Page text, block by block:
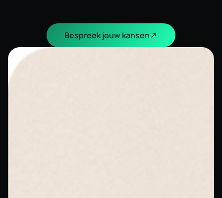
Bespreek jouw kansen